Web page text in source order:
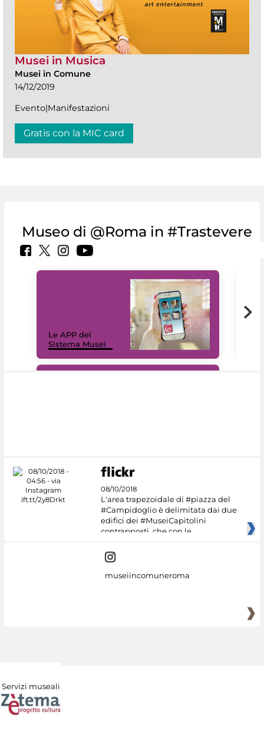
Musei in Musica
Musei in Comune
14/12/2019
Evento|Manifestazioni
Gratis con la MIC card
Museo di @Roma in #Trastevere
Le APP del
Sistema Musei
08/10/2018
L'area trapezoidale di #piazza del
#Campidoglio è delimitata dai due
edifici dei #MuseiCapitolini
contrapposti, che con le
museiincomuneroma
Servizi museali